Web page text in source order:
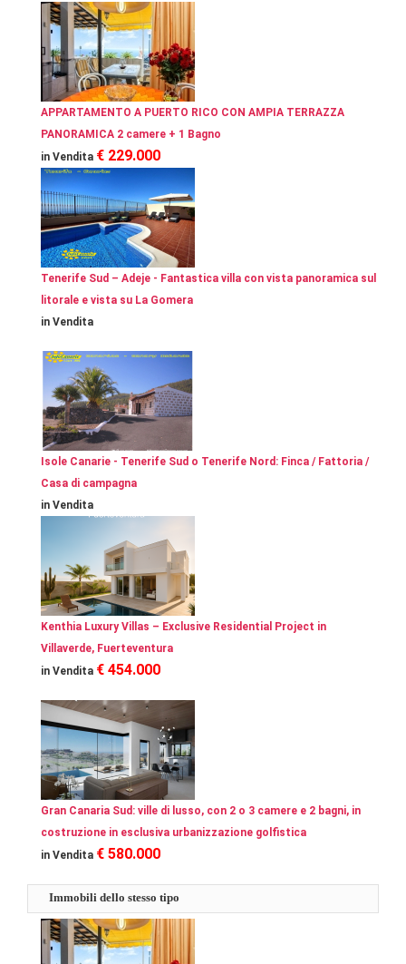
APPARTAMENTO A PUERTO RICO CON AMPIA TERRAZZA
PANORAMICA 2 camere + 1 Bagno
in Vendita € 229.000
Tenerife Sud – Adeje - Fantastica villa con vista panoramica sul
litorale e vista su La Gomera
in Vendita
Isole Canarie - Tenerife Sud o Tenerife Nord: Finca / Fattoria /
Casa di campagna
in Vendita
Kenthia Luxury Villas – Exclusive Residential Project in
Villaverde, Fuerteventura
in Vendita € 454.000
Gran Canaria Sud: ville di lusso, con 2 o 3 camere e 2 bagni, in
costruzione in esclusiva urbanizzazione golfistica
in Vendita € 580.000
Immobili dello stesso tipo